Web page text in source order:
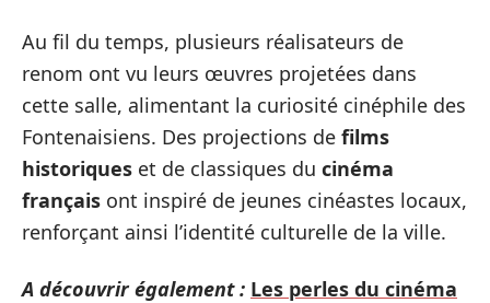
Au fil du temps, plusieurs réalisateurs de
renom ont vu leurs œuvres projetées dans
cette salle, alimentant la curiosité cinéphile des
Fontenaisiens. Des projections de films
historiques et de classiques du cinéma
français ont inspiré de jeunes cinéastes locaux,
renforçant ainsi l’identité culturelle de la ville.
A découvrir également : Les perles du cinéma